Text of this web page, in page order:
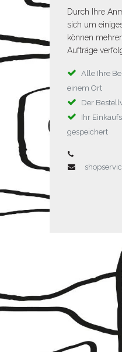
Durch Ihre
sich um
können
Aufträge
Alle Ihre
einem Ort
Der
Ihr
gespeichert